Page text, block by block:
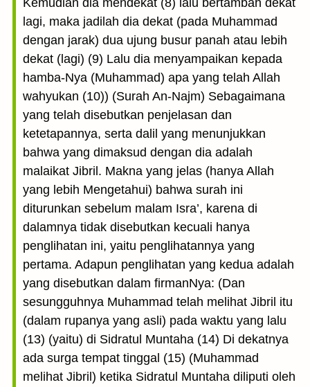
Kemudian dia mendekat (8) lalu bertambah dekat
lagi, maka jadilah dia dekat (pada Muhammad
dengan jarak) dua ujung busur panah atau lebih
dekat (lagi) (9) Lalu dia menyampaikan kepada
hamba-Nya (Muhammad) apa yang telah Allah
wahyukan (10)) (Surah An-Najm) Sebagaimana
yang telah disebutkan penjelasan dan
ketetapannya, serta dalil yang menunjukkan
bahwa yang dimaksud dengan dia adalah
malaikat Jibril. Makna yang jelas (hanya Allah
yang lebih Mengetahui) bahwa surah ini
diturunkan sebelum malam Isra’, karena di
dalamnya tidak disebutkan kecuali hanya
penglihatan ini, yaitu penglihatannya yang
pertama. Adapun penglihatan yang kedua adalah
yang disebutkan dalam firmanNya: (Dan
sesungguhnya Muhammad telah melihat Jibril itu
(dalam rupanya yang asli) pada waktu yang lalu
(13) (yaitu) di Sidratul Muntaha (14) Di dekatnya
ada surga tempat tinggal (15) (Muhammad
melihat Jibril) ketika Sidratul Muntaha diliputi oleh